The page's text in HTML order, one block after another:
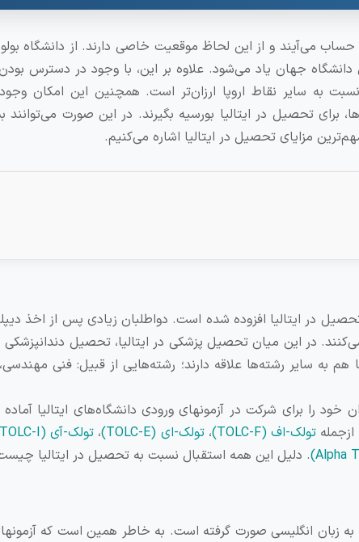
حساب می‌آیند و از این لحاظ موقعیت خاصی دارند. از دانشگاه
دانشگاه جهان یاد می‌شود. علاوه بر این، با وجود در دسترس
به سایر نقاط اروپا ارزان‌تر است. همچنین این امکان
برای تحصیل در ایتالیا بورسیه بگیرند. در این صورت می‌توانند
مزایای تحصیل در ایتالیا اشاره می‌کنیم.
در ایتالیا افزوده شده است. دواطلبان زیادی پس از اخذ
در این میان تحصیل پزشکی در ایتالیا، تحصیل دندانپزشکی
به سایر رشته‌ها علاقه دارند؛ رشته‌هایی از قبیل: فنی
خود را برای شرکت در آزمونهای ورودی دانشگاه‌های ایتالیا
ازجمله تولک-اف (TOLC-F) ،تولک-ای (TOLC-E) ، تولک-آی (TOLC-I)
. دلیل این همه استقبال نسبت به تحصیل در ایتالیا
ایتالیا به زبان انگلیسی صورت گرفته است. به خاطر همین است که